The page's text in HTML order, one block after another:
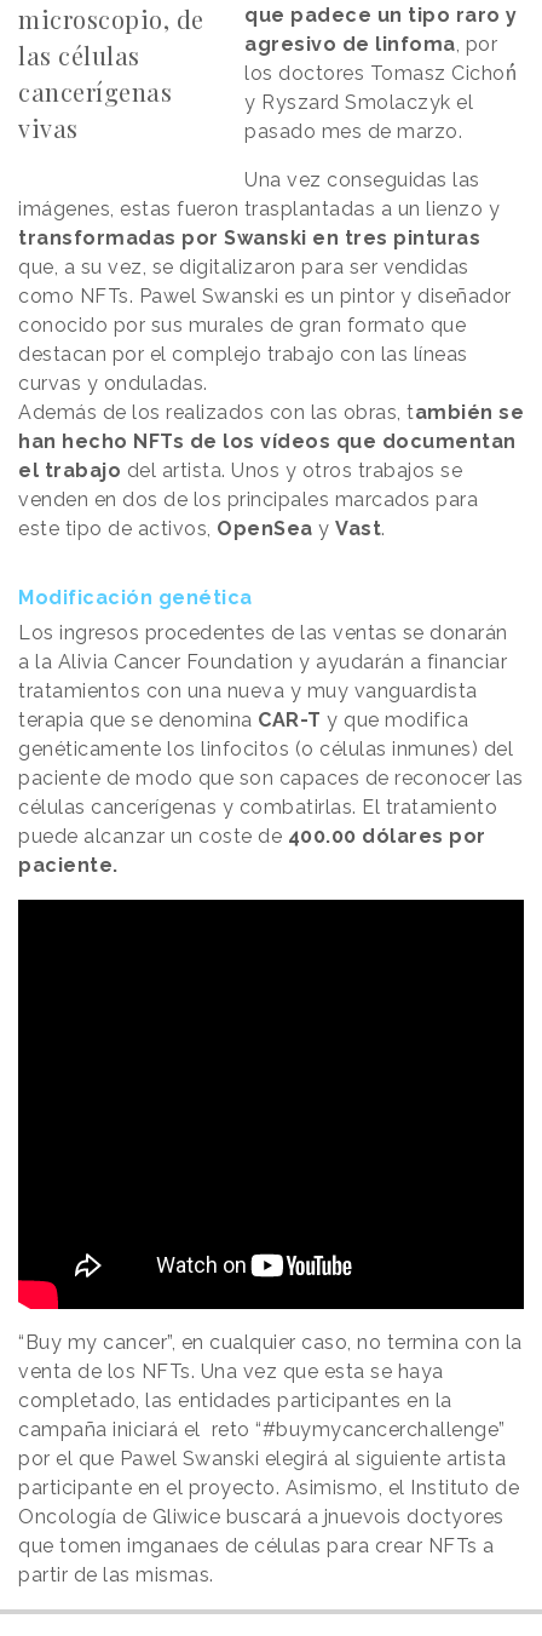
microscopio, de
las células
cancerígenas
vivas
que padece un tipo raro y
agresivo de linfoma, por
los doctores Tomasz Cichoń́
y Ryszard Smolaczyk el
pasado mes de marzo.
Una vez conseguidas las
imágenes, estas fueron trasplantadas a un lienzo y
transformadas por Swanski en tres pinturas
que, a su vez, se digitalizaron para ser vendidas
como NFTs. Pawel Swanski es un pintor y diseñador
conocido por sus murales de gran formato que
destacan por el complejo trabajo con las líneas
curvas y onduladas.
Además de los realizados con las obras, también se
han hecho NFTs de los vídeos que documentan
el trabajo del artista. Unos y otros trabajos se
venden en dos de los principales marcados para
este tipo de activos, OpenSea y Vast.
Modificación genética
Los ingresos procedentes de las ventas se donarán
a la Alivia Cancer Foundation y ayudarán a financiar
tratamientos con una nueva y muy vanguardista
terapia que se denomina CAR-T y que modifica
genéticamente los linfocitos (o células inmunes) del
paciente de modo que son capaces de reconocer las
células cancerígenas y combatirlas. El tratamiento
puede alcanzar un coste de 400.00 dólares por
paciente.
“Buy my cancer”, en cualquier caso, no termina con la
venta de los NFTs. Una vez que esta se haya
completado, las entidades participantes en la
campaña iniciará el reto “#buymycancerchallenge”
por el que Pawel Swanski elegirá al siguiente artista
participante en el proyecto. Asimismo, el Instituto de
Oncología de Gliwice buscará a jnuevois doctyores
que tomen imganaes de células para crear NFTs a
partir de las mismas.